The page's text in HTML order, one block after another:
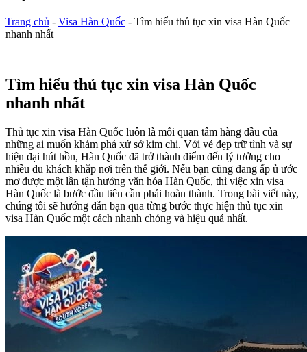
Trang chủ - Visa Hàn Quốc - Tìm hiểu thủ tục xin visa Hàn Quốc
nhanh nhất
Tìm hiểu thủ tục xin visa Hàn Quốc
nhanh nhất
Thủ tục xin visa Hàn Quốc luôn là mối quan tâm hàng đầu của
những ai muốn khám phá xứ sở kim chi. Với vẻ đẹp trữ tình và sự
hiện đại hút hồn, Hàn Quốc đã trở thành điểm đến lý tưởng cho
nhiều du khách khắp nơi trên thế giới. Nếu bạn cũng đang ấp ủ ước
mơ được một lần tận hưởng văn hóa Hàn Quốc, thì việc xin visa
Hàn Quốc là bước đầu tiên cần phải hoàn thành. Trong bài viết này,
chúng tôi sẽ hướng dẫn bạn qua từng bước thực hiện thủ tục xin
visa Hàn Quốc một cách nhanh chóng và hiệu quả nhất.